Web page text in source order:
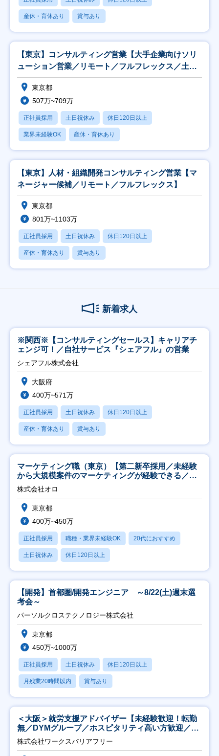
産休・育休あり 賞与あり
【東京】コンサルティング営業【大手企業向けソリ
ューション営業／リモート／フルフレックス／土日
祝】
東京都
507万~709万
正社員採用 土日祝休み 休日120日以上
業界未経験OK 産休・育休あり
【東京】人材・組織開発コンサルティング営業【マ
ネージャー候補／リモート／フルフレックス】
東京都
801万~1103万
正社員採用 土日祝休み 休日120日以上
産休・育休あり 賞与あり
新着求人
※関西※【コンサルティングセールス】キャリアチ
ェンジ可！／自社サービス『シェアフル』の営業
シェアフル株式会社
大阪府
400万~571万
正社員採用 土日祝休み 休日120日以上
産休・育休あり 賞与あり
マーケティング職（東京）【第二新卒採用／未経験
から大規模案件のマーケティングが経験できる／研
修充実】
株式会社オロ
東京都
400万~450万
正社員採用 職種・業界未経験OK 20代におすすめ
土日祝休み 休日120日以上
【開発】首都圏/開発エンジニア ～8/22(土)週末選
考会～
パーソルクロステクノロジー株式会社
東京都
450万~1000万
正社員採用 土日祝休み 休日120日以上
月残業20時間以内 賞与あり
＜大阪＞就労支援アドバイザー【未経験歓迎！転勤
無／DYMグループ／ホスピタリティ高い方歓迎／土
日祝】
株式会社ワークスバリアフリー